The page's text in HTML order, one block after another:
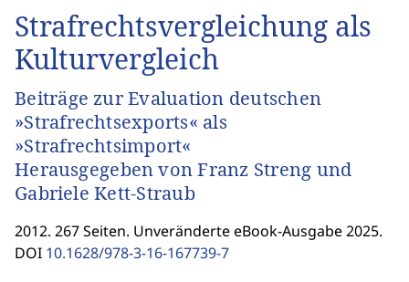
Strafrechtsvergleichung als
Kulturvergleich
Beiträge zur Evaluation deutschen
»Strafrechtsexports« als
»Strafrechtsimport«
Herausgegeben von Franz Streng und
Gabriele Kett-Straub
2012. 267 Seiten. Unveränderte eBook-Ausgabe 2025.
DOI 10.1628/978-3-16-167739-7